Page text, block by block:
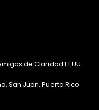
de Claridad EEUU.
San Juan, Puerto Rico